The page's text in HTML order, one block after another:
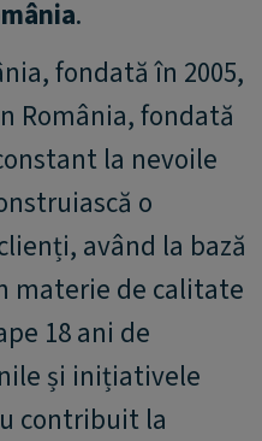
.
fondată în 2005,
România, fondată
la nevoile
o
având la bază
materie de calitate
18 ani de
și inițiativele
contribuit la